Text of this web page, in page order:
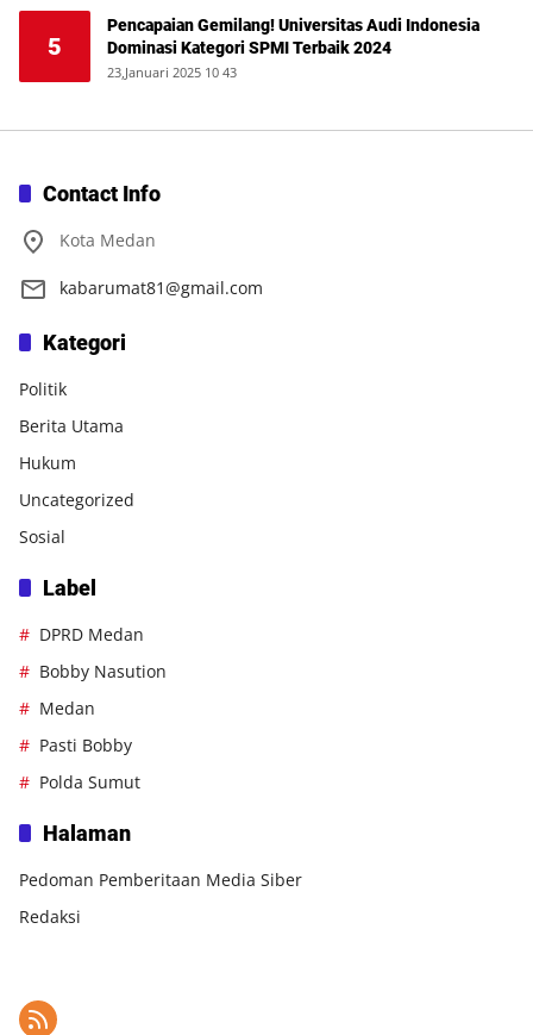
5
Pencapaian Gemilang! Universitas Audi Indonesia
Dominasi Kategori SPMI Terbaik 2024
23,Januari 2025 10 43
Contact Info
Kota Medan
kabarumat81@gmail.com
Kategori
Politik
Berita Utama
Hukum
Uncategorized
Sosial
Label
DPRD Medan
Bobby Nasution
Medan
Pasti Bobby
Polda Sumut
Halaman
Pedoman Pemberitaan Media Siber
Redaksi